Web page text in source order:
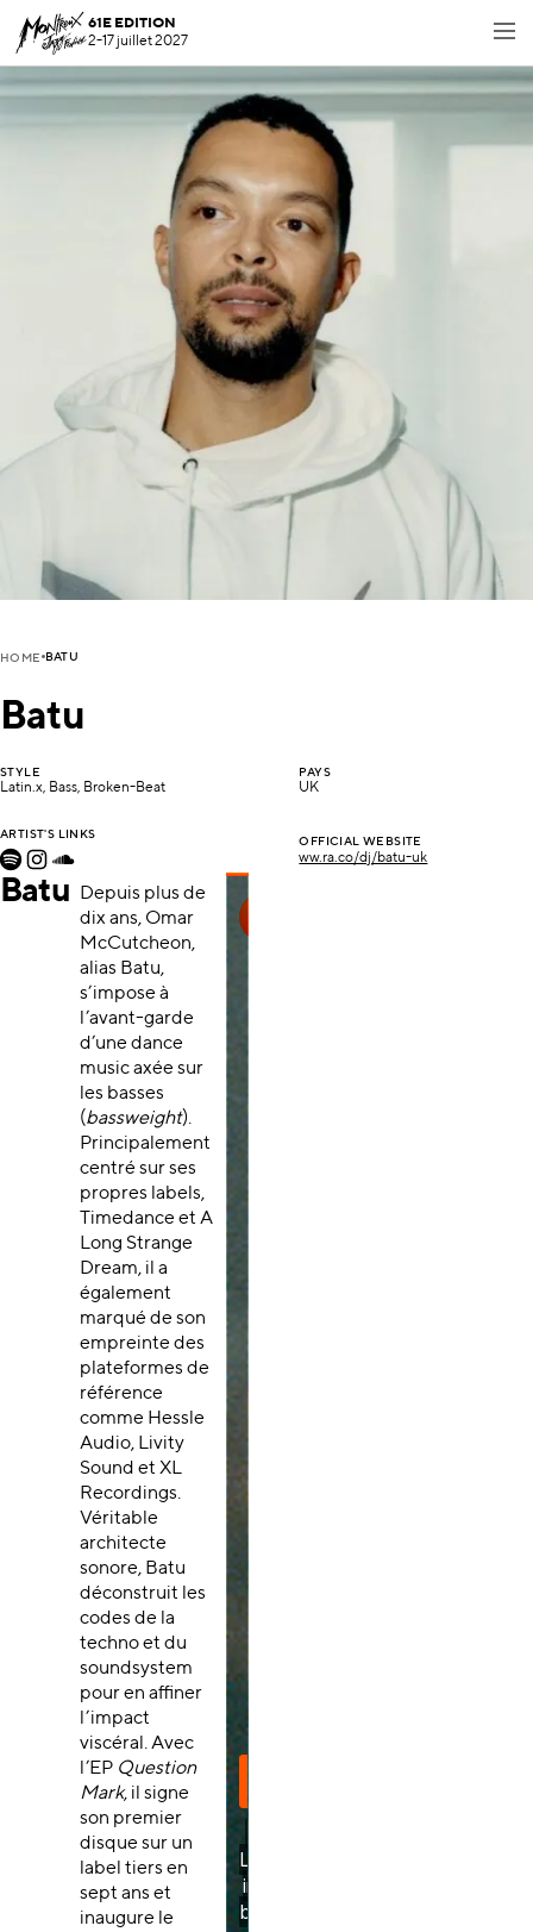
61E EDITION
2-17 juillet 2027
HOME BATU
Batu
STYLE
Latin.x, Bass, Broken-Beat
PAYS
UK
ARTIST'S LINKS
OFFICIAL WEBSITE
ww.ra.co/dj/batu-uk
Batu
Depuis plus de
dix ans, Omar
McCutcheon,
alias Batu,
s’impose à
l’avant-garde
d’une dance
music axée sur
les basses
(bassweight).
Principalement
centré sur ses
propres labels,
Timedance et A
Long Strange
Dream, il a
également
marqué de son
empreinte des
plateformes de
référence
comme Hessle
Audio, Livity
Sound et XL
Recordings.
Véritable
architecte
sonore, Batu
déconstruit les
codes de la
techno et du
soundsystem
pour en affiner
l’impact
viscéral. Avec
l’EP Question
Mark, il signe
son premier
disque sur un
label tiers en
sept ans et
inaugure le